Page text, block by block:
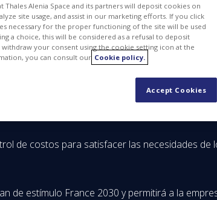
conjunta entre Thales (67 %) y Leonardo (33
de satélites de nueva generación
en particular en sitios industriales.
de costos para satisfacer las necesidades
de estímulo France 2030 y permitirá a la
Thales Alenia Space and its partners will deposit cookies on
site usage, and assist in our marketing efforts. If you click
necessary for the proper functioning of the site will be used
a choice, this will be considered as a refusal to deposit
your consent using the cookie setting icon at the
you can consult our Cookie policy.
Accept Cookies